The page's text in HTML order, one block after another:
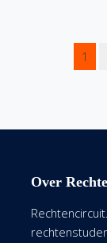
1
Over